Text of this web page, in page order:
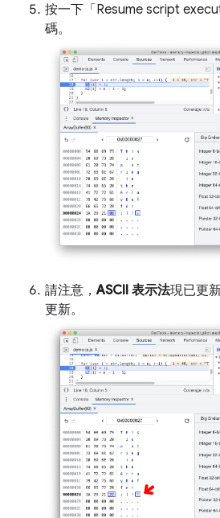
按一下「Resume script
碼。
請注意，ASCII 表示法現已更
更新。